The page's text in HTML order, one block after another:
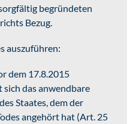
begründeten
Bezug.
auszuführen:
dem 17.8.2015
das anwendbare
Staates, dem der
angehört hat (Art. 25